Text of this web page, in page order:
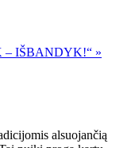
– IŠBANDYK!“ »
alsuojančią